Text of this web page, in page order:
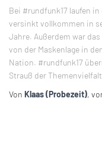
Bei #rundfunk17 laufen
versinkt vollkommen in
Jahre. Außerdem war
von der Maskenlage in
Nation. #rundfunk17
Strauß der
Von Klaas (Probezeit),